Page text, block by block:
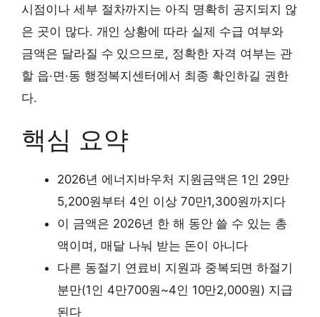
시점이나 세부 절차까지는 아직 명확히 공지되지 않
은 곳이 많다. 개인 상황에 따라 실제 수급 여부와
금액은 달라질 수 있으므로, 정확한 자격 여부는 관
할 읍·면·동 행정복지센터에서 최종 확인하길 권한
다.
핵심 요약
2026년 에너지바우처 지원금액은 1인 29만
5,200원부터 4인 이상 70만1,300원까지다
이 금액은 2026년 한 해 동안 쓸 수 있는 총
액이며, 매달 나눠 받는 돈이 아니다
다른 동절기 연료비 지원과 중복되면 하절기
분만(1인 4만700원~4인 10만2,000원) 지급
된다